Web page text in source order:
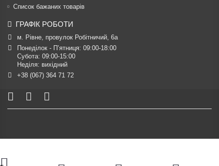
Список бажаних товарів
ГРАФІК РОБОТИ
м. Рівне, провулок Робітничий, 6а
Понеділок - П’ятниця: 09:00-18:00
Субота: 09:00-15:00
Неділя: вихідний
+38 (067) 364 71 72